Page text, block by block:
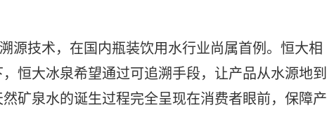
源技术，在国内瓶装饮用水行业尚属首例。恒大相
恒大冰泉希望通过可追溯手段，让产品从水源地到
矿泉水的诞生过程完全呈现在消费者眼前，保障产